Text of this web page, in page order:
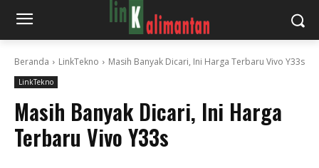
Beranda LinkTekno Masih Banyak Dicari, Ini Harga Terbaru Vivo Y33s
LinkTekno
Masih Banyak Dicari, Ini Harga
Terbaru Vivo Y33s